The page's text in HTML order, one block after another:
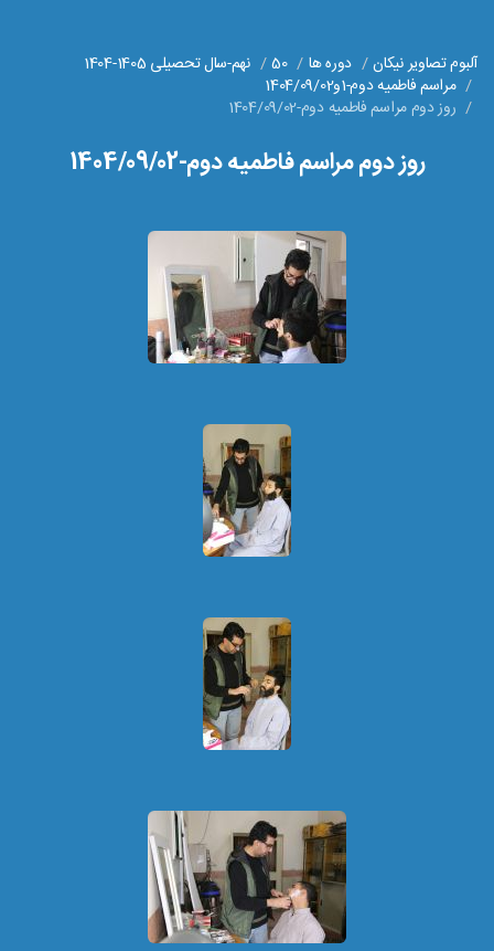
آلبوم تصاویر نیکان دوره ها 50
نهم-سال تحصیلی 1405-1404
مراسم فاطمیه دوم-1و1404/09/02
روز دوم مراسم فاطمیه دوم-1404/09/02
روز دوم مراسم فاطمیه دوم-1404/09/02